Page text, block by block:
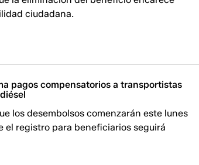
ciudadana.
pagos compensatorios a transportistas
los desembolsos comenzarán este lunes
el registro para beneficiarios seguirá